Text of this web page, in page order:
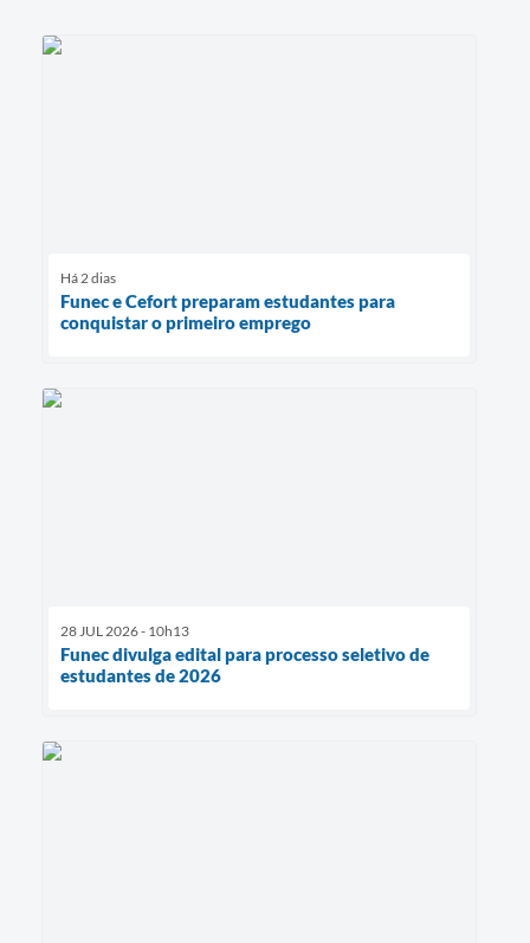
Há 2 dias
Funec e Cefort preparam estudantes para
conquistar o primeiro emprego
28 JUL 2026 - 10h13
Funec divulga edital para processo seletivo de
estudantes de 2026